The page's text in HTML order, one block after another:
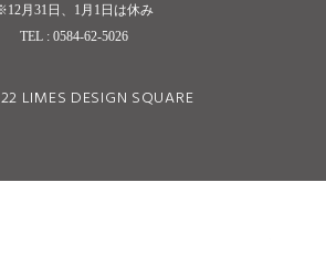
月31日、1月1日は休み
TEL : 0584-62-5026
LIMES DESIGN SQUARE